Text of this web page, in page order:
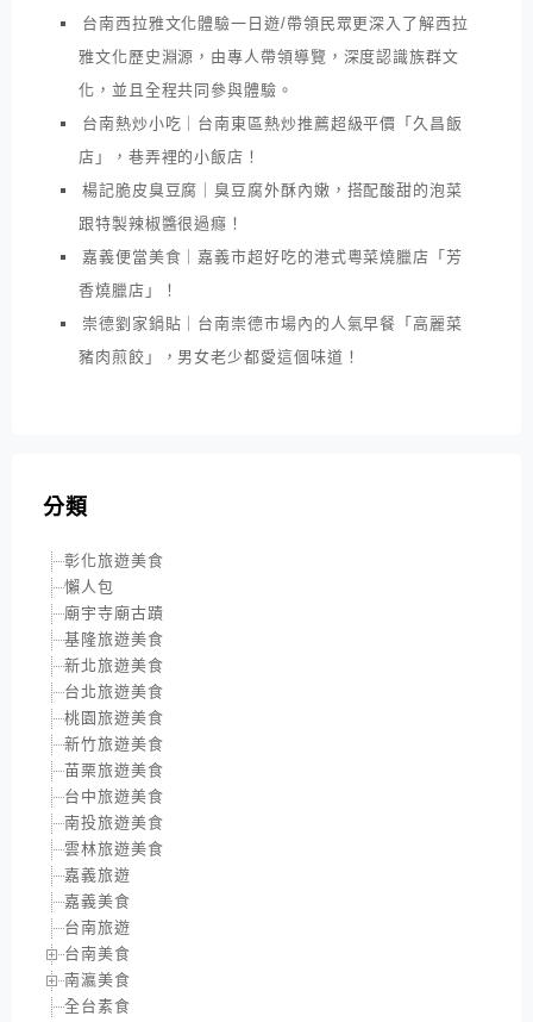
台南西拉雅文化體驗一日遊/帶領民眾更深入了解西拉
雅文化歷史淵源，由專人帶領導覽，深度認識族群文
化，並且全程共同參與體驗。
台南熱炒小吃｜台南東區熱炒推薦超級平價「久昌飯
店」，巷弄裡的小飯店！
楊記脆皮臭豆腐｜臭豆腐外酥內嫩，搭配酸甜的泡菜
跟特製辣椒醬很過癮！
嘉義便當美食｜嘉義市超好吃的港式粵菜燒臘店「芳
香燒臘店」！
崇德劉家鍋貼｜台南崇德市場內的人氣早餐「高麗菜
豬肉煎餃」，男女老少都愛這個味道！
分類
彰化旅遊美食
懶人包
廟宇寺廟古蹟
基隆旅遊美食
新北旅遊美食
台北旅遊美食
桃園旅遊美食
新竹旅遊美食
苗栗旅遊美食
台中旅遊美食
南投旅遊美食
雲林旅遊美食
嘉義旅遊
嘉義美食
台南旅遊
台南美食
南瀛美食
全台素食